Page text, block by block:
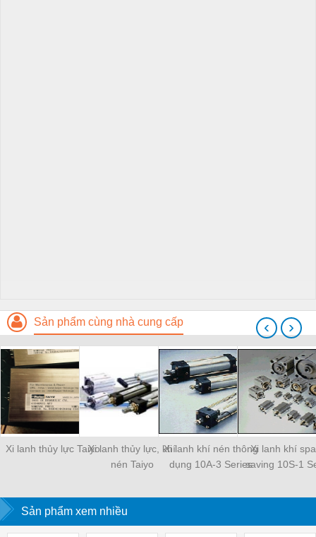
Sản phẩm cùng nhà cung cấp
Xi lanh thủy lực TaiyoXi lanh thủy lực, khí
nén Taiyo
Xi lanh khí nén thông
dụng 10A-3 Series
Xi lanh khí
saving 10S-1
‹ ›
Sản phẩm xem nhiều